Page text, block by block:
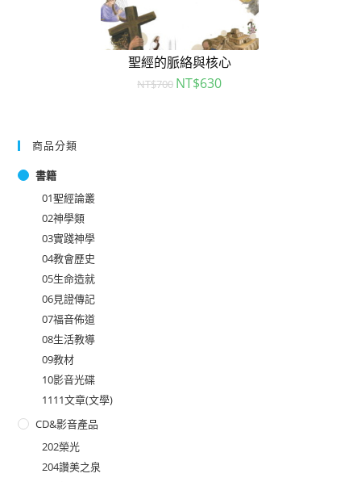
聖經的脈絡與核心
NT$700 NT$630
商品分類
書籍
01聖經論叢
02神學類
03實踐神學
04教會歷史
05生命造就
06見證傳記
07福音佈道
08生活教導
09教材
10影音光碟
1111文章(文學)
CD&影音產品
202榮光
204讚美之泉